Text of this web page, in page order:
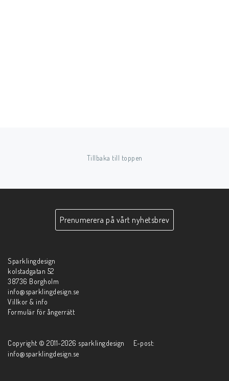
Tillbaka till toppen
Prenumerera på vårt nyhetsbrev
Sparklingdesign
kolstadgatan 52
38736 Borgholm
info@sparklingdesign.se
Villkor & info
Formulär för ångerrätt
Copyright © 2011-2026 sparklingdesign E-post:
info@sparklingdesign.se